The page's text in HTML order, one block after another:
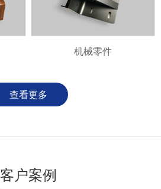
机械零件
查看更多
客户案例